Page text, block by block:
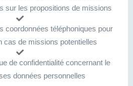
sur les propositions de missions
coordonnées téléphoniques pour
cas de missions potentielles
de confidentialité concernant le
données personnelles